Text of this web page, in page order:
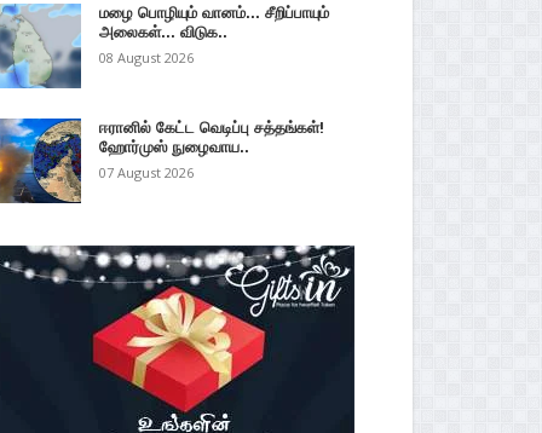
மழை பொழியும் வானம்... சீறிப்பாயும்
அலைகள்... விடுக..
08 August 2026
ஈரானில் கேட்ட வெடிப்பு சத்தங்கள்!
ஹோர்முஸ் நுழைவாய..
07 August 2026